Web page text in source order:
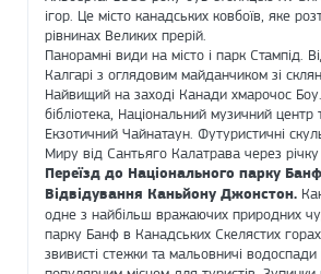
ігор. Це місто канадських ковбоїв, яке
рівнинах Великих прерій.
Панорамні види на місто і парк Стампід.
Калгарі з оглядовим майданчиком зі
Найвищий на заході Канади хмарочос
бібліотека, Національний музичний центр
Екзотичний Чайнатаун. Футуристичні
Миру від Сантьяго Калатрава через річку
Переїзд до Національного парку
Відвідування Каньйону Джонстон.
одне з найбільш вражаючих природних
парку Банф в Канадських Скелястих
звивисті стежки та мальовничі